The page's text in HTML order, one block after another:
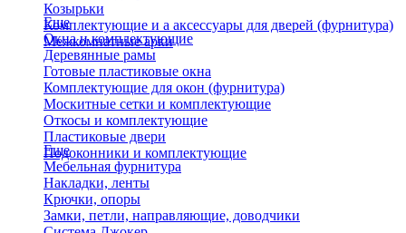
Козырьки
Комплектующие и а аксессуары для дверей (фурнитура)
Межкомнатные арки
Еще
Окна и комплектующие
Деревянные рамы
Готовые пластиковые окна
Комплектующие для окон (фурнитура)
Москитные сетки и комплектующие
Откосы и комплектующие
Пластиковые двери
Подоконники и комплектующие
Еще
Мебельная фурнитура
Накладки, ленты
Крючки, опоры
Замки, петли, направляющие, доводчики